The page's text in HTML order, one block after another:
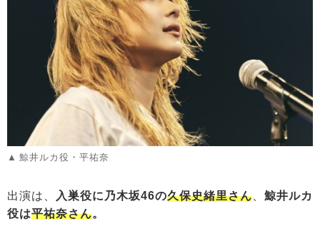
鯨井ルカ役・平祐奈
出演は、 入巣役に乃木坂46の久保史緒里さん
鯨井ルカ
役は平祐奈さん。